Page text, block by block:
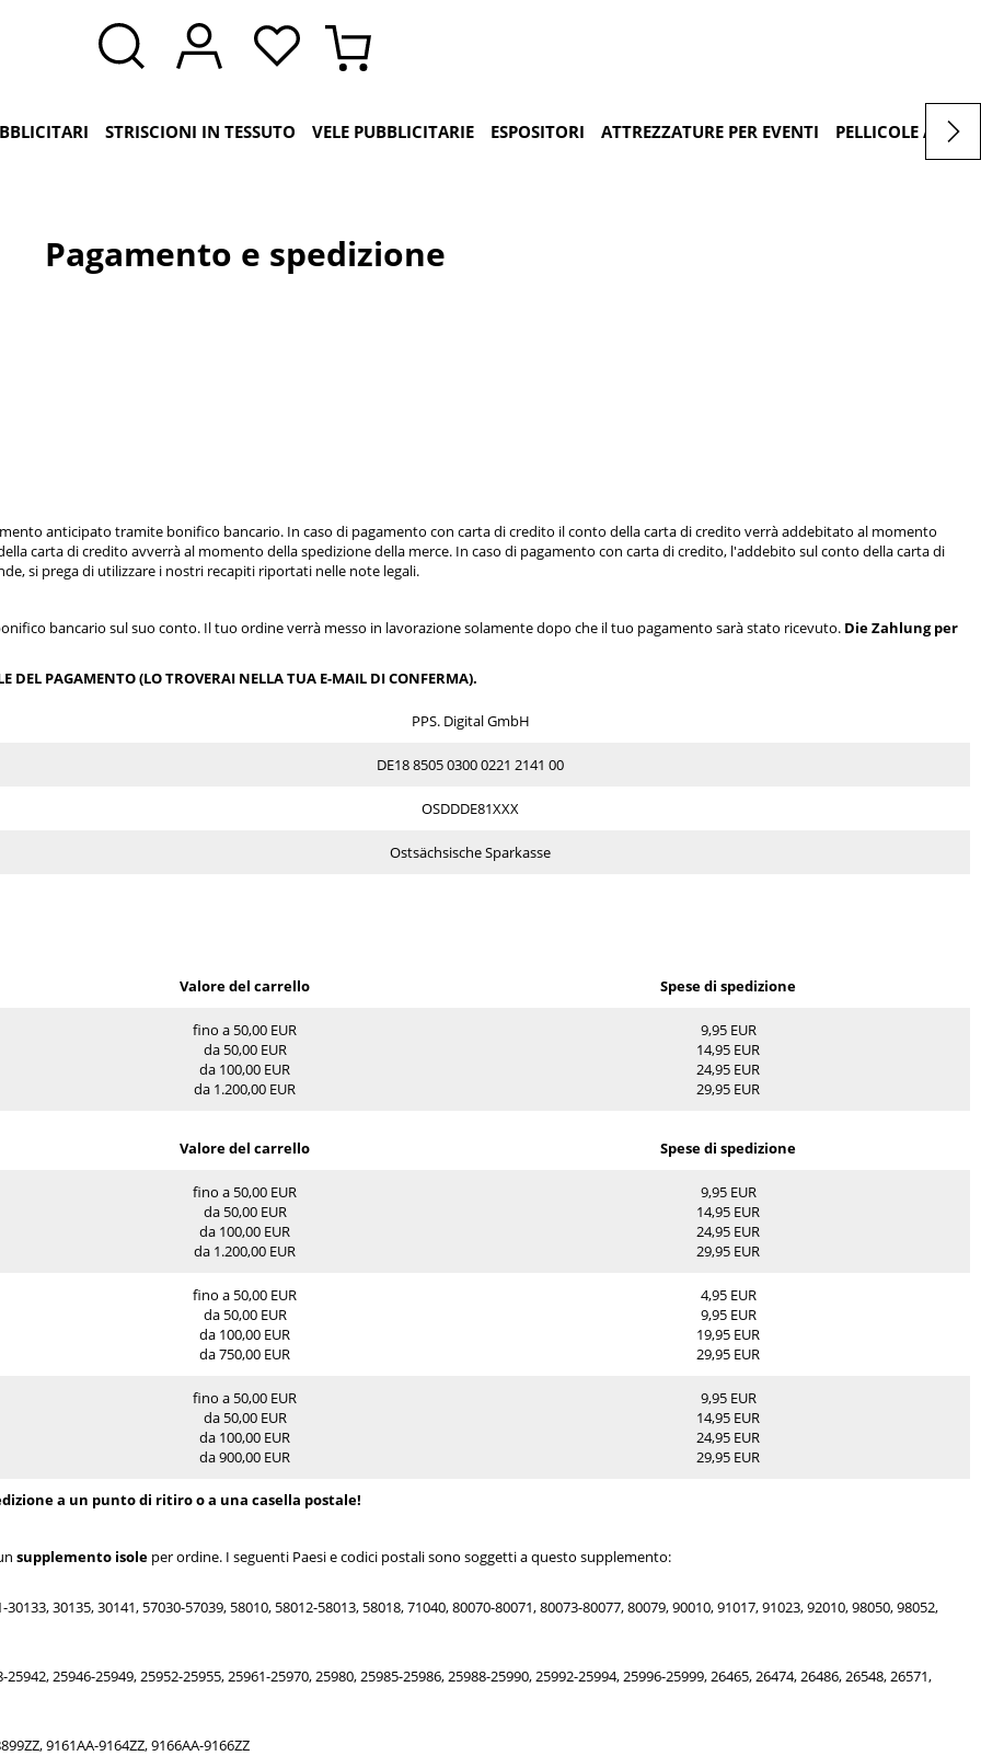
STRISCIONI IN TESSUTO VELE PUBBLICITARIE ESPOSITORI ATTREZZATURE PER EVENTI PELLICOLE
Pagamento e spedizione
anticipato tramite bonifico bancario. In caso di pagamento con carta di credito il conto della carta di credito verrà addebitato al momento
carta di credito avverrà al momento della spedizione della merce. In caso di pagamento con carta di credito, l'addebito sul conto della carta di
si prega di utilizzare i nostri recapiti riportati nelle note legali.
bancario sul suo conto. Il tuo ordine verrà messo in lavorazione solamente dopo che il tuo pagamento sarà stato ricevuto. Die Zahlung per
DEL PAGAMENTO (LO TROVERAI NELLA TUA E-MAIL DI CONFERMA).
PPS. Digital GmbH
DE18 8505 0300 0221 2141 00
OSDDDE81XXX
Ostsächsische Sparkasse
Valore del carrello Spese di spedizione
fino a 50,00 EUR
da 50,00 EUR
da 100,00 EUR
da 1.200,00 EUR
9,95 EUR
14,95 EUR
24,95 EUR
29,95 EUR
Valore del carrello Spese di spedizione
fino a 50,00 EUR
da 50,00 EUR
da 100,00 EUR
da 1.200,00 EUR
9,95 EUR
14,95 EUR
24,95 EUR
29,95 EUR
fino a 50,00 EUR
da 50,00 EUR
da 100,00 EUR
da 750,00 EUR
4,95 EUR
9,95 EUR
19,95 EUR
29,95 EUR
fino a 50,00 EUR
da 50,00 EUR
da 100,00 EUR
da 900,00 EUR
9,95 EUR
14,95 EUR
24,95 EUR
29,95 EUR
a un punto di ritiro o a una casella postale!
supplemento isole per ordine. I seguenti Paesi e codici postali sono soggetti a questo supplemento:
30135, 30141, 57030-57039, 58010, 58012-58013, 58018, 71040, 80070-80071, 80073-80077, 80079, 90010, 91017, 91023, 92010, 98050, 98052,
25946-25949, 25952-25955, 25961-25970, 25980, 25985-25986, 25988-25990, 25992-25994, 25996-25999, 26465, 26474, 26486, 26548, 26571,
9161AA-9164ZZ, 9166AA-9166ZZ